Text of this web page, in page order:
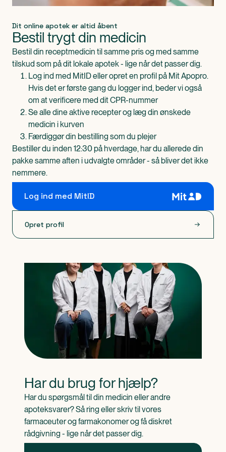
Dit online apotek er altid åbent
Bestil trygt din medicin
Bestil din receptmedicin til samme pris og med samme
tilskud som på dit lokale apotek - lige når det passer dig.
Log ind med MitID eller opret en profil på Mit Apopro.
Hvis det er første gang du logger ind, beder vi også
om at verificere med dit CPR-nummer
Se alle dine aktive recepter og læg din ønskede
medicin i kurven
Færdiggør din bestilling som du plejer
Bestiller du inden 12:30 på hverdage, har du allerede din
pakke samme aften i udvalgte områder - så bliver det ikke
nemmere.
Log ind med MitID
Opret profil
Har du brug for hjælp?
Har du spørgsmål til din medicin eller andre
apoteksvarer? Så ring eller skriv til vores
farmaceuter og farmakonomer og få diskret
rådgivning - lige når det passer dig.